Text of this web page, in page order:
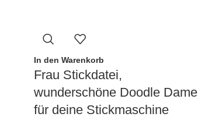
In den Warenkorb
Frau Stickdatei,
wunderschöne Doodle Dame
für deine Stickmaschine